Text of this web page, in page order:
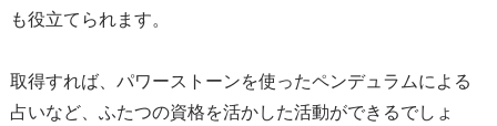
も役立てられます。
取得すれば、パワーストーンを使ったペンデュラムによる
占いなど、ふたつの資格を活かした活動ができるでしょ